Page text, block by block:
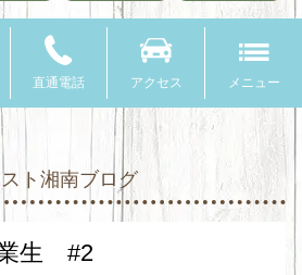
直通電話 アクセス メニュー
ト湘南ブログ
業生 #2